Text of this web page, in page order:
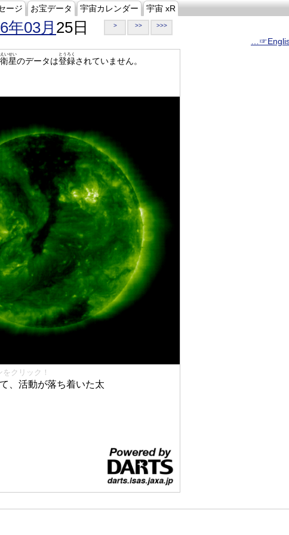
ージ お宝データ 宇宙カレンダー 宇宙 xR
年03月 25日 > >> >>>
衛星
えいせい
のデータは登録
とうろく
されていません。
クリック！
、活動が落ち着いた太